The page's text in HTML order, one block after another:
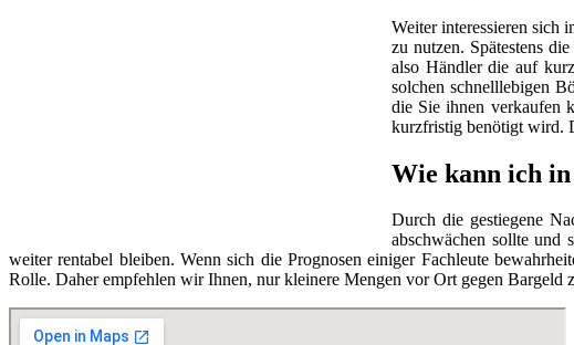
Weiter interessieren sich
zu nutzen. Spätestens
also Händler die auf
solchen schnelllebigen
die Sie ihnen verkaufen
kurzfristig benötigt wird.
Wie kann ich
Durch die gestiegene
abschwächen sollte und
weiter rentabel bleiben. Wenn sich die Prognosen einiger Fachleute
Rolle. Daher empfehlen wir Ihnen, nur kleinere Mengen vor Ort gegen Bargeld